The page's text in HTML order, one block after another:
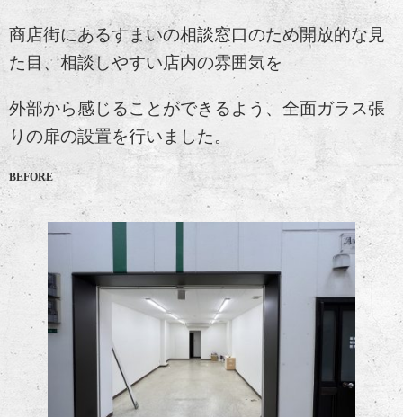
商店街にあるすまいの相談窓口のため開放的な見
た目、相談しやすい店内の雰囲気を
外部から感じることができるよう、全面ガラス張
りの扉の設置を行いました。
BEFORE